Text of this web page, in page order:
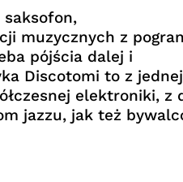
muzycznych z
pójścia dalej i
Discotomi to z
elektroniki, z
jazzu, jak też